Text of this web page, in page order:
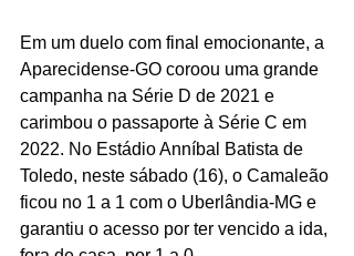
Em um duelo com final emocionante, a
Aparecidense-GO coroou uma grande
campanha na Série D de 2021 e
carimbou o passaporte à Série C em
2022. No Estádio Anníbal Batista de
Toledo, neste sábado (16), o Camaleão
ficou no 1 a 1 com o Uberlândia-MG e
garantiu o acesso por ter vencido a ida,